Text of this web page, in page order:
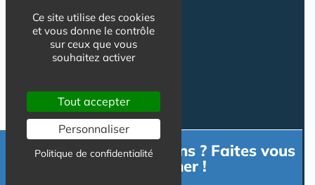
Newsletter
Besoin d'informations ? Faites vous
accompagner !
Ce site utilise des cookies
et vous donne le contrôle
sur ceux que vous
souhaitez activer
Tout accepter
Personnaliser
Politique de confidentialité